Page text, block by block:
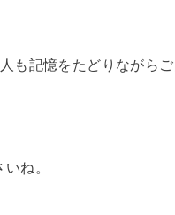
も記憶をたどりながら
ね。